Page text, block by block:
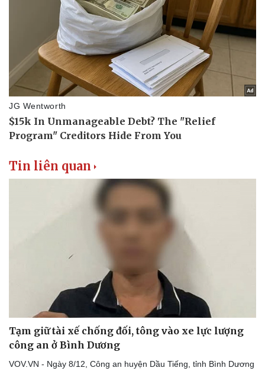
Tin liên quan
Tạm giữ tài xế chống đối, tông vào xe lực lượng
công an ở Bình Dương
VOV.VN - Ngày 8/12, Công an huyện Dầu Tiếng, tỉnh Bình Dương